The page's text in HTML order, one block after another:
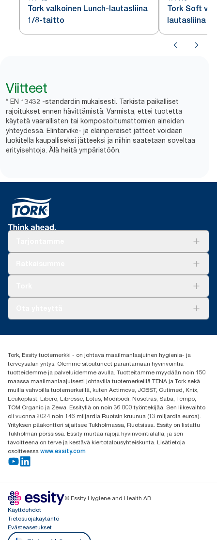
Tork valkoinen Lunch-lautasliina
1/8-taitto
Tork Soft
lautasliina
Viitteet
* EN 13432 -standardin mukaisesti. Tarkista paikalliset
rajoitukset ennen hävittämistä. Varmista, ettei tuotetta
käytetä vaarallisten tai kompostoitumattomien aineiden
yhteydessä. Elintarvike- ja eläinperäiset jätteet voidaan
luokitella kaupalliseksi jätteeksi ja niihin saatetaan soveltaa
erityisehtoja. Älä heitä ympäristöön.
(+358) 9 5068 8222
Oy Essity Finland Ab
Revontulenkuja 1
02100 Espoo
Tork, Essity tuotemerkki - on johtava maailmanlaajuinen hygienia- ja
terveysalan yritys. Olemme sitoutuneet parantamaan hyvinvointia
tuotteidemme ja palveluidemme avulla. Tuotteitamme myydään noin 150
maassa maailmanlaajuisesti johtavilla tuotemerkeillä TENA ja Tork sekä
muilla vahvoilla tuotemerkeillä, kuten Actimove, JOBST, Cutimed, Knix,
Leukoplast, Libero, Libresse, Lotus, Modibodi, Nosotras, Saba, Tempo,
TOM Organic ja Zewa. Essityllä on noin 36 000 työntekijää. Sen liikevaihto
oli vuonna 2024 noin 146 miljardia Ruotsin kruunua (13 miljardia euroa).
Yrityksen pääkonttori sijaitsee Tukholmassa, Ruotsissa. Essity on listattu
Tukholman pörssissä. Essity murtaa rajoja hyvinvointialalla, ja sen
tavoitteena on terve ja kestävä kiertotalousyhteiskunta. Lisätietoja
osoitteessa www.essity.com
© Essity Hygiene and Health AB
Käyttöehdot
Tietosuojakäytäntö
Evästeasetukset